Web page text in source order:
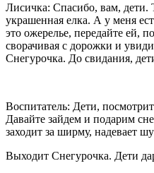
Лисичка: Спасибо, вам, дети.
украшенная елка. А у меня
это ожерелье, передайте ей,
сворачивая с дорожки и
Снегурочка. До свидания,
Воспитатель: Дети,
Давайте зайдем и подарим
заходит за ширму, надевает
Выходит Снегурочка. Дети